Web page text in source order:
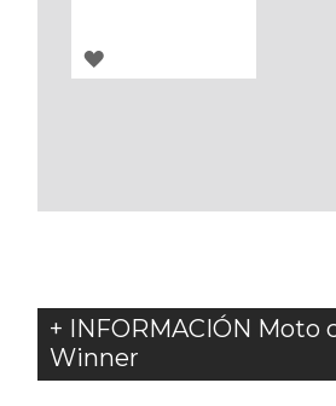
AGREGAR
+ INFORMACIÓN Moto
Winner